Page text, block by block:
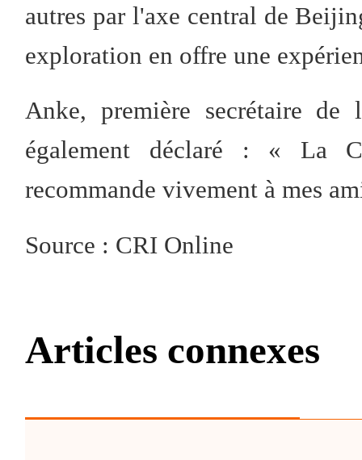
autres par l'axe central de
exploration en offre une
Anke, première secrétaire de
également déclaré : « La
recommande vivement à mes
Source : CRI Online
Articles connexes